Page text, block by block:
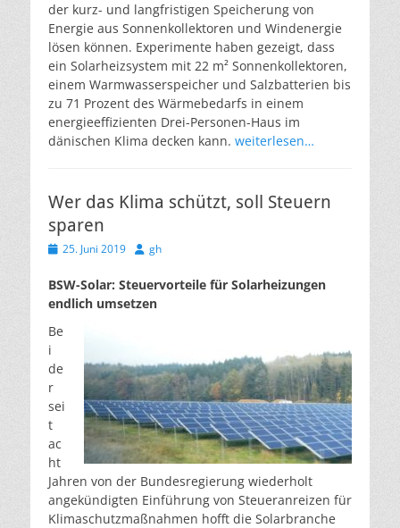
der kurz- und langfristigen Speicherung von
Energie aus Sonnenkollektoren und Windenergie
lösen können. Experimente haben gezeigt, dass
ein Solarheizsystem mit 22 m² Sonnenkollektoren,
einem Warmwasserspeicher und Salzbatterien bis
zu 71 Prozent des Wärmebedarfs in einem
energieeffizienten Drei-Personen-Haus im
dänischen Klima decken kann. weiterlesen…
Wer das Klima schützt, soll Steuern
sparen
Veröffentlicht
25. Juni 2019 Autor
gh
BSW-Solar: Steuervorteile für Solarheizungen
endlich umsetzen
Be
i
de
r
sei
t
ac
ht
Jahren von der Bundesregierung wiederholt
angekündigten Einführung von Steueranreizen für
Klimaschutzmaßnahmen hofft die Solarbranche